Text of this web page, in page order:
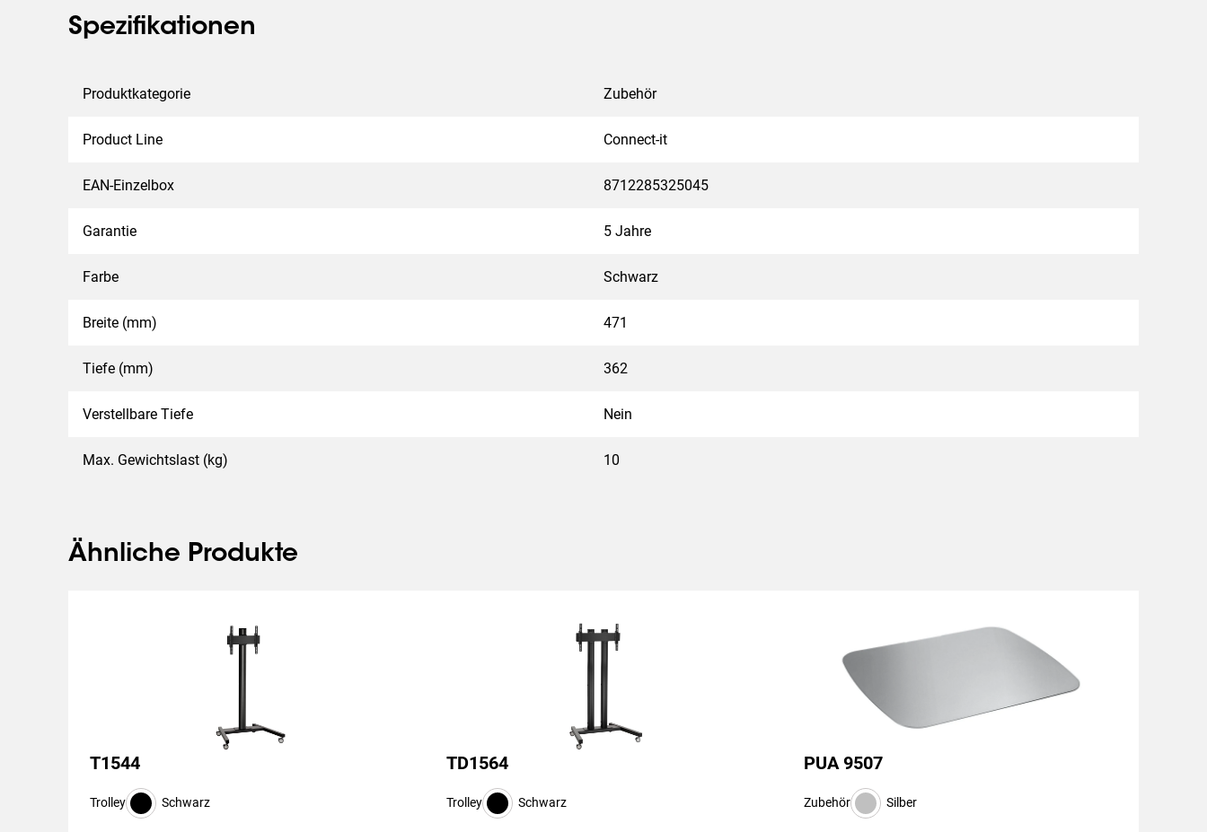
Spezifikationen
Produktkategorie Zubehör
Product Line Connect-it
EAN-Einzelbox 8712285325045
Garantie 5 Jahre
Farbe Schwarz
Breite (mm) 471
Tiefe (mm) 362
Verstellbare Tiefe Nein
Max. Gewichtslast (kg) 10
Ähnliche Produkte
T1544
Trolley Schwarz
TD1564
Trolley Schwarz
PUA 9507
Zubehör Silber